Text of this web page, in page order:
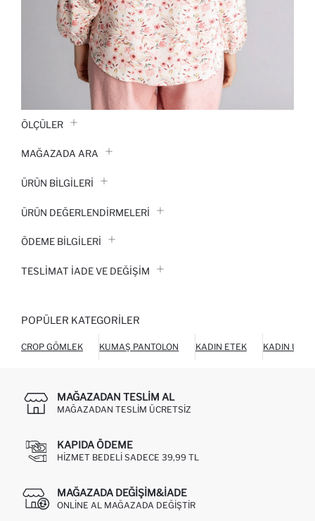
ÖLÇÜLER
MAĞAZADA ARA
ÜRÜN BILGILERI
ÜRÜN DEĞERLENDİRMELERİ
ÖDEME BİLGİLERİ
TESLIMAT İADE VE DEĞIŞIM
POPÜLER KATEGORILER
CROP GÖMLEK KUMAŞ PANTOLON KADIN ETEK KADIN ÜST
MAĞAZADAN TESLIM AL
MAĞAZADAN TESLIM ÜCRETSIZ
KAPIDA ÖDEME
HIZMET BEDELI SADECE 39,99 TL
MAĞAZADA DEĞIŞIM&İADE
ONLINE AL MAĞAZADA DEĞIŞTIR